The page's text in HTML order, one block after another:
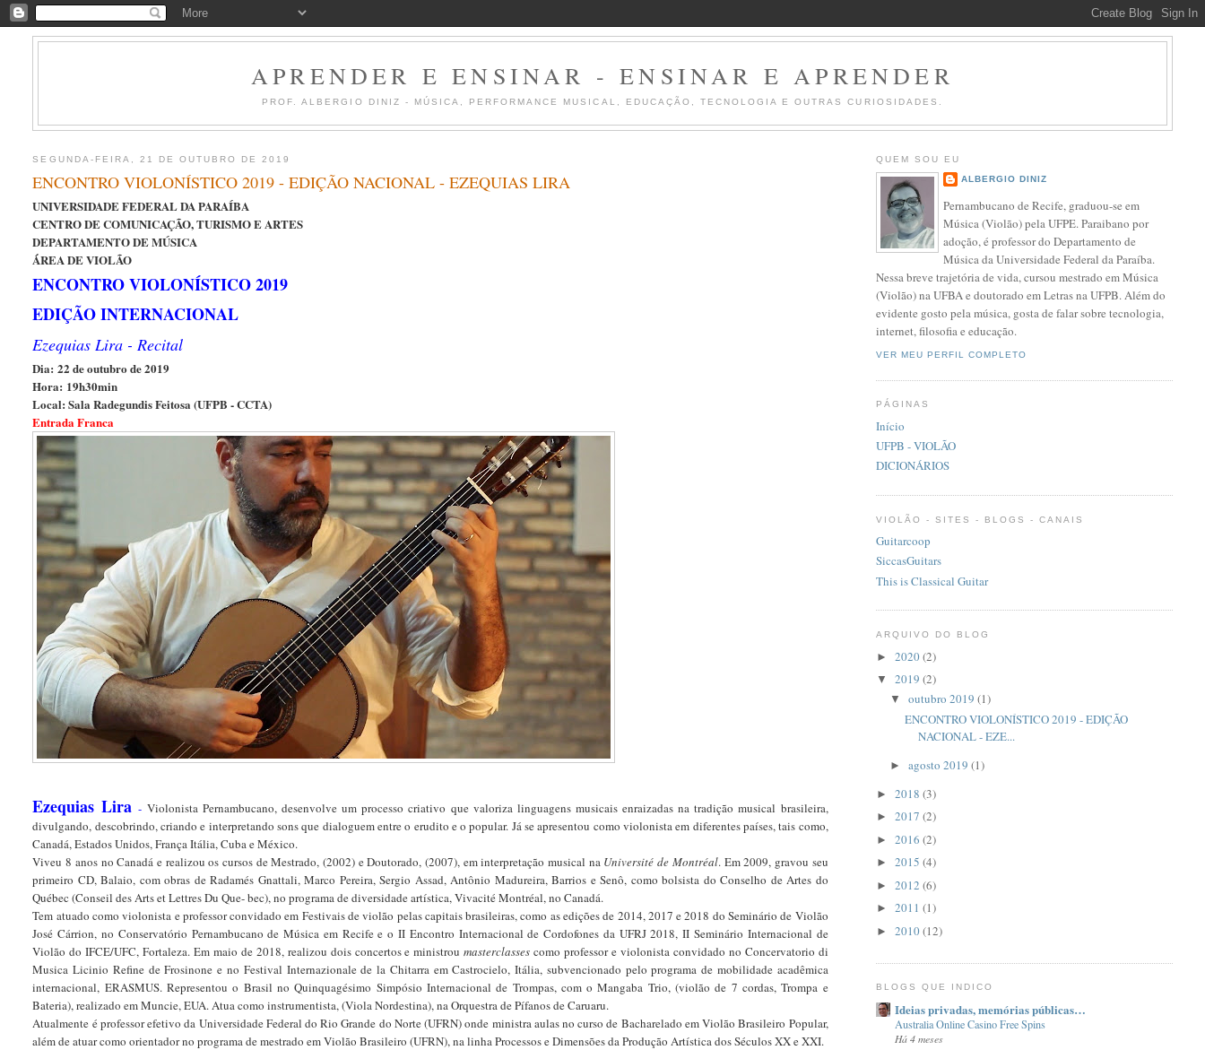
APRENDER E ENSINAR - ENSINAR E APRENDER
PROF. ALBERGIO DINIZ - MÚSICA, PERFORMANCE MUSICAL, EDUCAÇÃO, TECNOLOGIA E OUTRAS CURIOSIDADES.
SEGUNDA-FEIRA, 21 DE OUTUBRO DE 2019
ENCONTRO VIOLONÍSTICO 2019 - EDIÇÃO NACIONAL - EZEQUIAS LIRA
UNIVERSIDADE FEDERAL DA PARAÍBA
CENTRO DE COMUNICAÇÃO, TURISMO E ARTES
DEPARTAMENTO DE MÚSICA
ÁREA DE VIOLÃO
ENCONTRO VIOLONÍSTICO 2019
EDIÇÃO INTERNACIONAL
Ezequias Lira - Recital
Dia:22 de outubro de 2019
Hora: 19h30min
Local: Sala Radegundis Feitosa (UFPB - CCTA)
Entrada Franca
Ezequias Lira - Violonista Pernambucano, desenvolve um processo criativo que valoriza linguagens musicais enraizadas na tradição musical brasileira,
divulgando, descobrindo, criando e interpretando sons que dialoguem entre o erudito e o popular. Já se apresentou como violonista em diferentes países, tais como,
Canadá, Estados Unidos, França Itália, Cuba e México.
Viveu 8 anos no Canadá e realizou os cursos de Mestrado, (2002) e Doutorado, (2007), em interpretação musical na Université de Montréal. Em 2009, gravou seu
primeiro CD, Balaio, com obras de Radamés Gnattali, Marco Pereira, Sergio Assad, Antônio Madureira, Barrios e Senô, como bolsista do Conselho de Artes do
Québec (Conseil des Arts et Lettres Du Que- bec), no programa de diversidade artística, Vivacité Montréal, no Canadá.
Tem atuado como violonista e professor convidado em Festivais de violão pelas capitais brasileiras, como as edições de 2014, 2017 e 2018 do Seminário de Violão
José Cárrion, no Conservatório Pernambucano de Música em Recife e o II Encontro Internacional de Cordofones da UFRJ 2018, II Seminário Internacional de
Violão do IFCE/UFC, Fortaleza. Em maio de 2018, realizou dois concertos e ministroumasterclasses como professor e violonista convidado no Concervatorio di
Musica Licinio Reﬁne de Frosinone e no Festival Internazionale de la Chitarra em Castrocielo, Itália, subvencionado pelo programa de mobilidade acadêmica
internacional, ERASMUS. Representou o Brasil no Quinquagésimo Simpósio Internacional de Trompas, com o Mangaba Trio, (violão de 7 cordas, Trompa e
Bateria), realizado em Muncie, EUA. Atua como instrumentista, (Viola Nordestina), na Orquestra de Pífanos de Caruaru.
Atualmente é professor efetivo da Universidade Federal do Rio Grande do Norte (UFRN) onde ministra aulas no curso de Bacharelado em Violão Brasileiro Popular,
além de atuar como orientador no programa de mestrado em Violão Brasileiro (UFRN), na linha Processos e Dimensões da Produção Artística dos Séculos XX e XXI.
QUEM SOU EU
ALBERGIO DINIZ
Pernambucano de Recife, graduou-se em
Música (Violão) pela UFPE. Paraibano por
adoção, é professor do Departamento de
Música da Universidade Federal da Paraíba.
Nessa breve trajetória de vida, cursou mestrado em Música
(Violão) na UFBA e doutorado em Letras na UFPB. Além do
evidente gosto pela música, gosta de falar sobre tecnologia,
internet, filosofia e educação.
VER MEU PERFIL COMPLETO
PÁGINAS
Início
UFPB - VIOLÃO
DICIONÁRIOS
VIOLÃO - SITES - BLOGS - CANAIS
Guitarcoop
SiccasGuitars
This is Classical Guitar
ARQUIVO DO BLOG
► 2020(2)
▼ 2019 (2)
▼outubro 2019(1)
ENCONTRO VIOLONÍSTICO 2019 - EDIÇÃO
NACIONAL - EZE...
►agosto 2019(1)
► 2018 (3)
► 2017 (2)
► 2016 (2)
► 2015 (4)
► 2012 (6)
► 2011 (1)
► 2010(12)
BLOGS QUE INDICO
Ideias privadas, memórias públicas…
Australia Online Casino Free Spins
Há 4 meses